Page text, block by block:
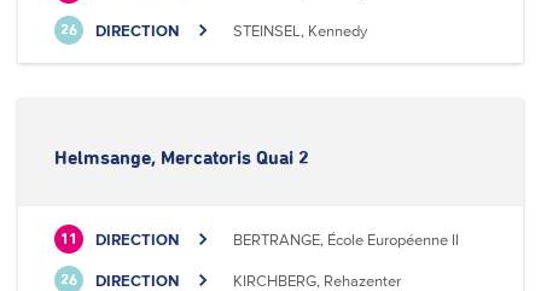
26 DIRECTION STEINSEL, Kennedy
Helmsange, Mercatoris Quai 2
11 DIRECTION BERTRANGE, École Européenne II
26 DIRECTION KIRCHBERG, Rehazenter